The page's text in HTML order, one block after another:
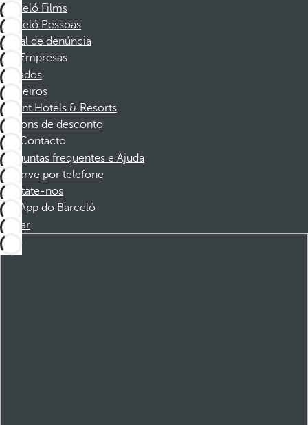
Barceló Films
Barceló Pessoas
Canal de denúncia
Empresas
Afiliados
Parceiros
Dorint Hotels & Resorts
Cupons de desconto
Contacto
Perguntas frequentes e Ajuda
Reserve por telefone
Contate-nos
App do Barceló
Baixar